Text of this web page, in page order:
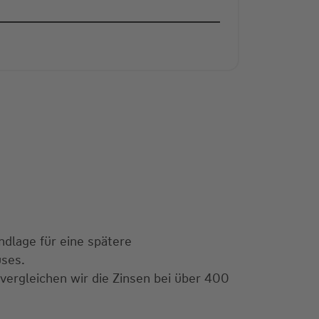
für eine spätere
wir die Zinsen bei über 400